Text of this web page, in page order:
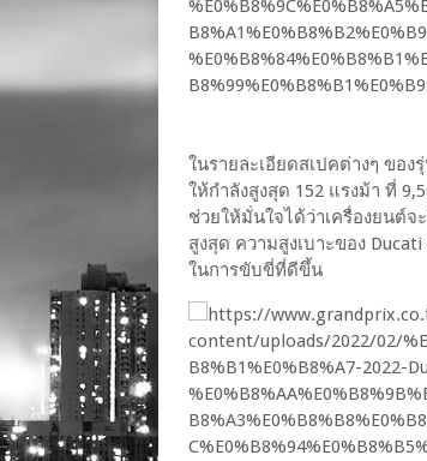
ในรายละเอียดสเปคต่างๆ ขอ
ให้กำลังสูงสุด 152 แรงม้า ที่
ช่วยให้มั่นใจได้ว่าเครื่องยนต์
สูงสุด ความสูงเบาะของ
ในการขับขี่ที่ดีขึ้น